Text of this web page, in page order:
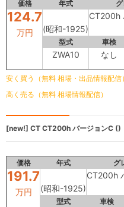
価格 年式
124.7
万円 (昭和-1925)
CT200h
型式 車検
ZWA10 なし
安く買う（無料 相場・出品情報配信）
高く売る（無料 相場情報配信）
[new!] CT CT200h バージョンC ()
価格 年式 グ
191.7
万円 (昭和-1925)
CT200h
型式 車検